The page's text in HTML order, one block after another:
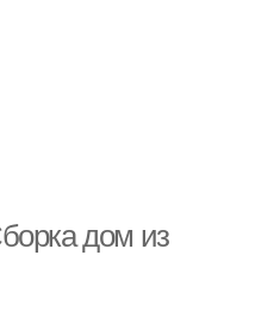
дом из